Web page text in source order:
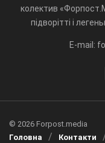
колектив
підворітті і
E-mail:
© 2026 Forpost.media
Головна
Контакти